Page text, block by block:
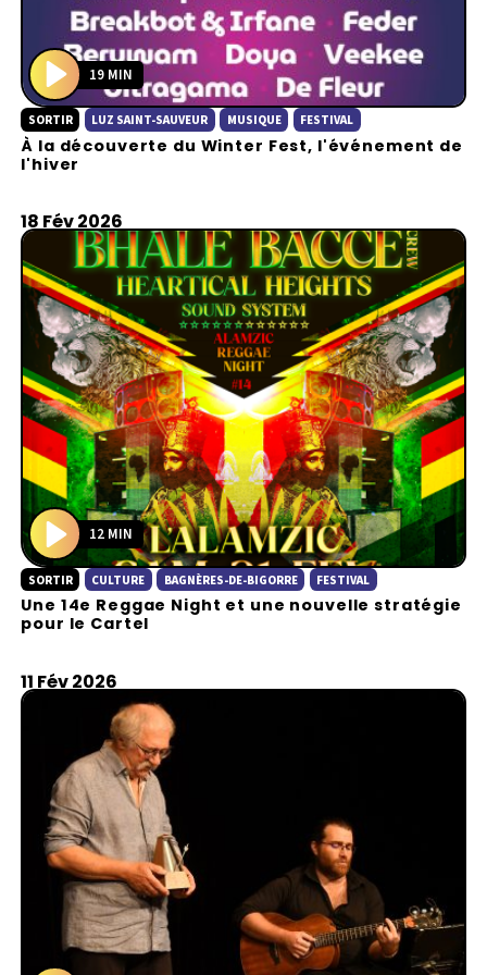
P
l
a
19 MIN
SORTIR LUZ SAINT-SAUVEUR MUSIQUE FESTIVAL
À la découverte du Winter Fest, l'événement de
l'hiver
18 Fév 2026
P
l
a
12 MIN
SORTIR CULTURE BAGNÈRES-DE-BIGORRE FESTIVAL
Une 14e Reggae Night et une nouvelle stratégie
pour le Cartel
11 Fév 2026